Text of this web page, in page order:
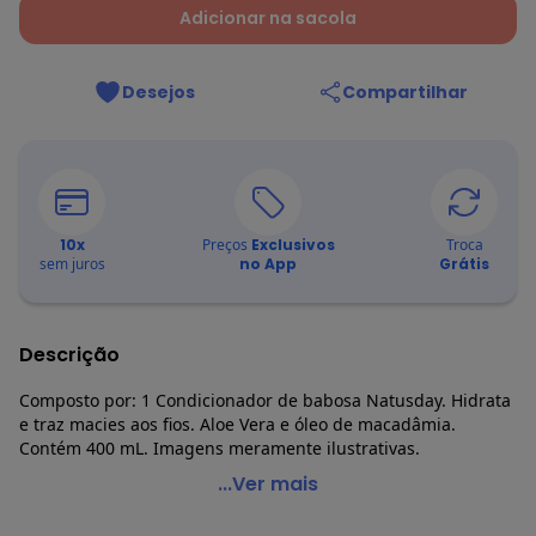
Adicionar na sacola
Desejos Compartilhar
10x
sem juros
Preços Exclusivos
no App
Troca
Grátis
Descrição
Composto por: 1 Condicionador de babosa Natusday. Hidrata
e traz macies aos fios. Aloe Vera e óleo de macadâmia.
Contém 400 mL. Imagens meramente ilustrativas.
Lar e Lazer - Condicionador de Babosa 400ml
...Ver mais